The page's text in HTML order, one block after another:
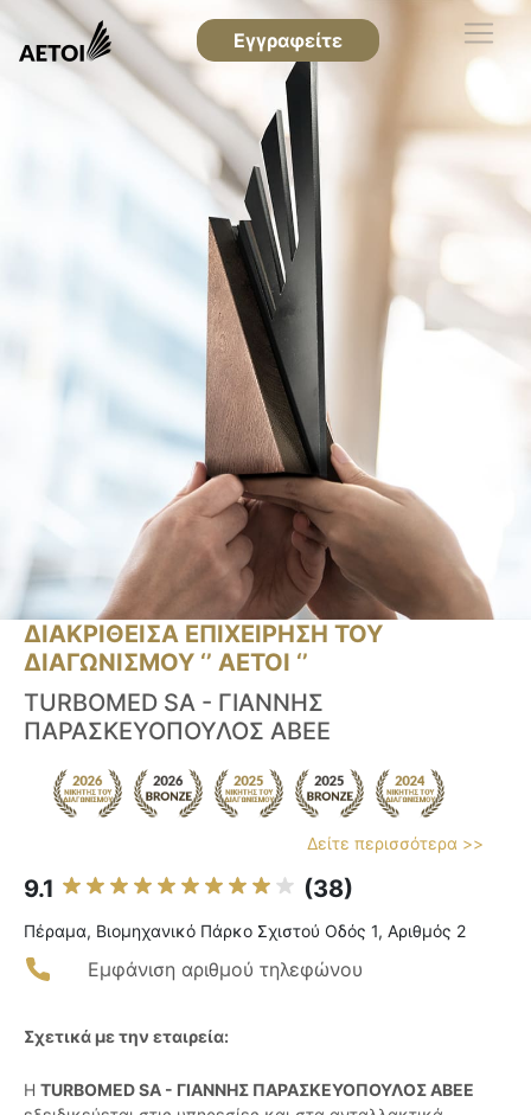
Εγγραφείτε
ΔΙΑΚΡΙΘΕΙΣΑ ΕΠΙΧΕΙΡΗΣΗ ΤΟΥ
ΔΙΑΓΩΝΙΣΜΟΥ ‘’ ΑΕΤΟΙ ‘’
TURBOMED SA - ΓΙΑΝΝΗΣ
ΠΑΡΑΣΚΕΥΟΠΟΥΛΟΣ ΑΒΕΕ
Δείτε περισσότερα >>
9.1 (38)
Πέραμα, Βιομηχανικό Πάρκο Σχιστού Οδός 1, Αριθμός 2
Εμφάνιση αριθμού τηλεφώνου
Σχετικά με την εταιρεία:
Η TURBOMED SA - ΓΙΑΝΝΗΣ ΠΑΡΑΣΚΕΥΟΠΟΥΛΟΣ ΑΒΕΕ